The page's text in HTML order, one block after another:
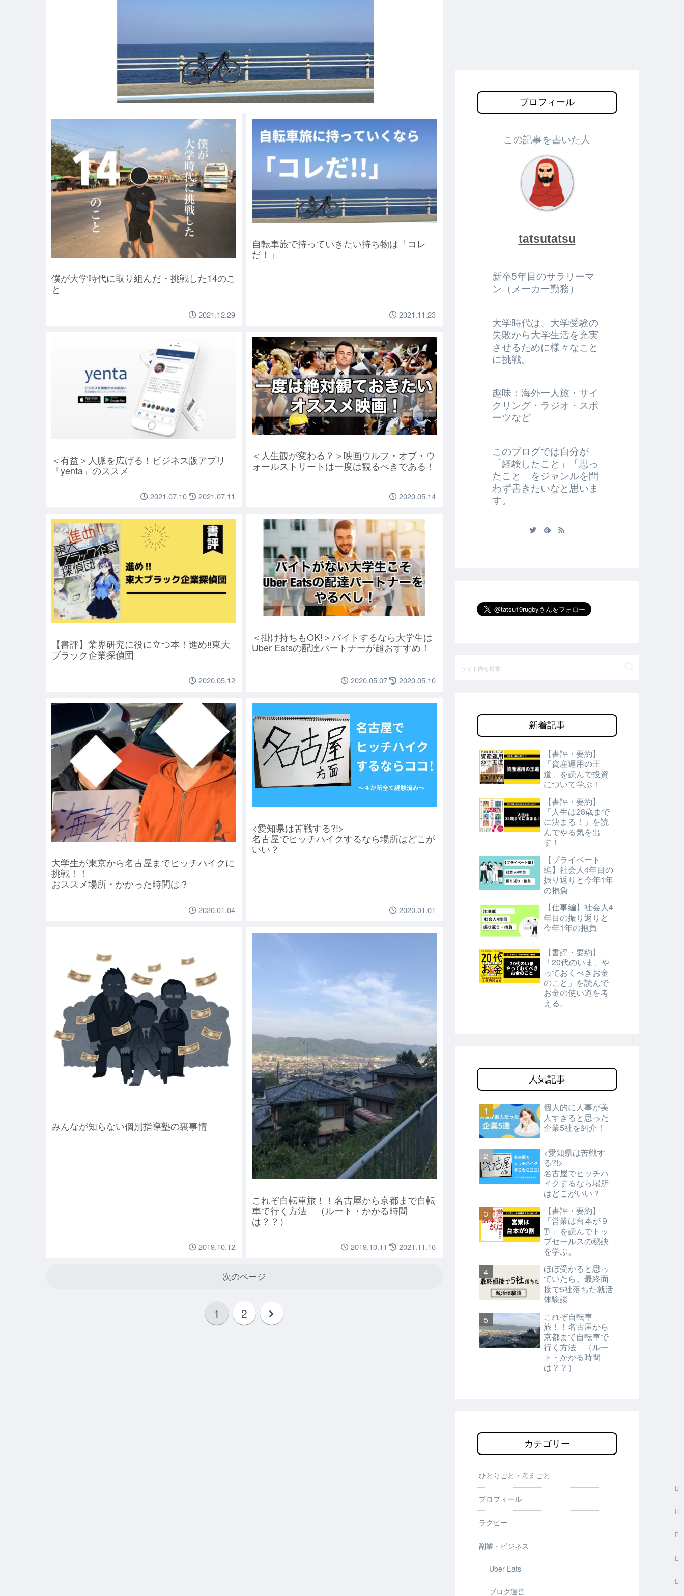
僕が大学時代に取り組んだ・挑戦した14のこ
と
2021.12.29
自転車旅で持っていきたい持ち物は「コレ
だ！」
2021.11.23
＜有益＞人脈を広げる！ビジネス版アプリ
「yenta」のススメ
2021.07.10 2021.07.11
＜人生観が変わる？＞映画ウルフ・オブ・ウ
ォールストリートは一度は観るべきである！
2020.05.14
【書評】業界研究に役に立つ本！進め‼東大
ブラック企業探偵団
2020.05.12
＜掛け持ちもOK!＞バイトするなら大学生は
Uber Eatsの配達パートナーが超おすすめ！
2020.05.07 2020.05.10
大学生が東京から名古屋までヒッチハイクに
挑戦！！
おススメ場所・かかった時間は？
2020.01.04
<愛知県は苦戦する?!>
名古屋でヒッチハイクするなら場所はどこが
いい？
2020.01.01
みんなが知らない個別指導塾の裏事情
2019.10.12
これぞ自転車旅！！名古屋から京都まで自転
車で行く方法 （ルート・かかる時間
は？？）
2019.10.11 2021.11.16
次のページ
1 2
プロフィール
この記事を書いた人
tatsutatsu
新卒5年目のサラリーマ
ン（メーカー勤務）
大学時代は、大学受験の
失敗から大学生活を充実
させるために様々なこと
に挑戦。
趣味：海外一人旅・サイ
クリング・ラジオ・スポ
ーツなど
このブログでは自分が
「経験したこと」「思っ
たこと」をジャンルを問
わず書きたいなと思いま
す。
新着記事
【書評・要約】
「資産運用の王
道」を読んで投資
について学ぶ！
【書評・要約】
「人生は28歳まで
に決まる！」を読
んでやる気を出
す！
【プライベート
編】社会人4年目の
振り返りと今年1年
の抱負
【仕事編】社会人4
年目の振り返りと
今年1年の抱負
【書評・要約】
「20代のいま、や
っておくべきお金
のこと」を読んで
お金の使い道を考
える。
人気記事
個人的に人事が美
人すぎると思った
企業5社を紹介！
<愛知県は苦戦す
る?!>
名古屋でヒッチハ
イクするなら場所
はどこがいい？
【書評・要約】
「営業は台本が９
割」を読んでトッ
プセールスの秘訣
を学ぶ。
ほぼ受かると思っ
ていたら、最終面
接で5社落ちた就活
体験談
これぞ自転車
旅！！名古屋から
京都まで自転車で
行く方法 （ルー
ト・かかる時間
は？？）
カテゴリー
ひとりごと・考えごと
プロフィール
ラグビー
副業・ビジネス
Uber Eats
ブログ運営